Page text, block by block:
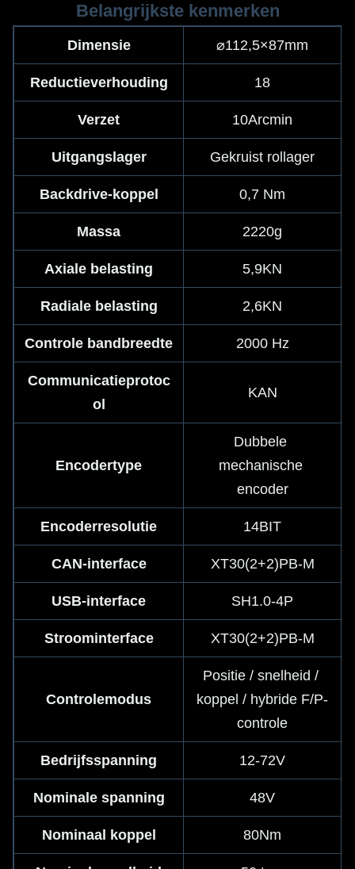
Belangrijkste kenmerken
Dimensie ⌀112,5×87mm
Reductieverhouding 18
Verzet 10Arcmin
Uitgangslager Gekruist rollager
Backdrive-koppel 0,7 Nm
Massa 2220g
Axiale belasting 5,9KN
Radiale belasting 2,6KN
Controle bandbreedte 2000 Hz
Communicatieprotoc
ol
KAN
Encodertype
Dubbele
mechanische
encoder
Encoderresolutie 14BIT
CAN-interface XT30(2+2)PB-M
USB-interface SH1.0-4P
Stroominterface XT30(2+2)PB-M
Controlemodus
Positie / snelheid /
koppel / hybride F/P-
controle
Bedrijfsspanning 12-72V
Nominale spanning 48V
Nominaal koppel 80Nm